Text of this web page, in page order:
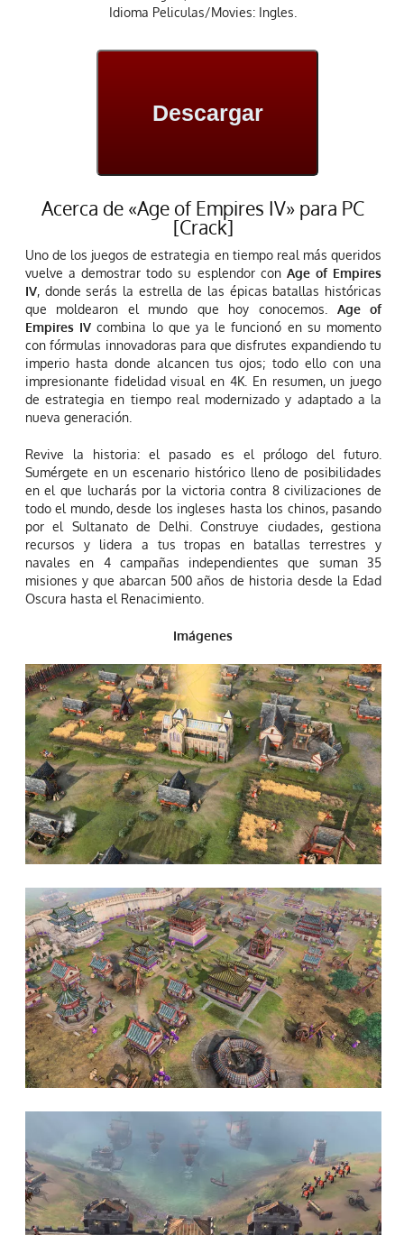
Idioma Peliculas/Movies: Ingles.
Descargar
Acerca de «Age of Empires IV» para PC
[Crack]
Uno de los juegos de estrategia en tiempo real más queridos
vuelve a demostrar todo su esplendor con Age of Empires
IV, donde serás la estrella de las épicas batallas históricas
que moldearon el mundo que hoy conocemos. Age of
Empires IV combina lo que ya le funcionó en su momento
con fórmulas innovadoras para que disfrutes expandiendo tu
imperio hasta donde alcancen tus ojos; todo ello con una
impresionante fidelidad visual en 4K. En resumen, un juego
de estrategia en tiempo real modernizado y adaptado a la
nueva generación.
Revive la historia: el pasado es el prólogo del futuro.
Sumérgete en un escenario histórico lleno de posibilidades
en el que lucharás por la victoria contra 8 civilizaciones de
todo el mundo, desde los ingleses hasta los chinos, pasando
por el Sultanato de Delhi. Construye ciudades, gestiona
recursos y lidera a tus tropas en batallas terrestres y
navales en 4 campañas independientes que suman 35
misiones y que abarcan 500 años de historia desde la Edad
Oscura hasta el Renacimiento.
Imágenes